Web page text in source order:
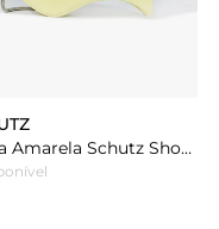
Bolsa Amarela Schutz Shoulder Flame